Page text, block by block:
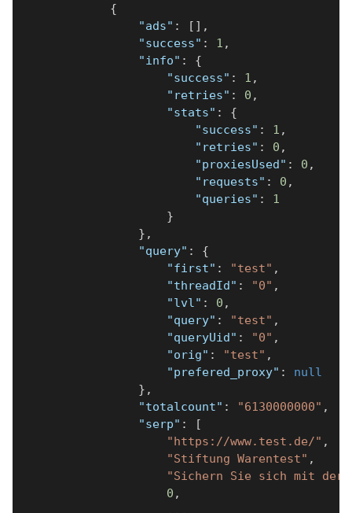
{
"ads" : [ ] ,
"success" : 1 ,
"info" :
{
"success" : 1 ,
"retries" : 0 ,
"stats" :
{
"success" : 1 ,
"retries" : 0 ,
"proxiesUsed" : 0 ,
"requests" : 0 ,
"queries" :
1
}
} ,
"query" :
{
"first" : "test" ,
"threadId" : "0" ,
"lvl" : 0 ,
"query" : "test" ,
"queryUid" : "0" ,
"orig" : "test" ,
"prefered_proxy" :
null
} ,
"totalcount" : "6130000000" ,
"serp" :
[
"https://www.test.de/" ,
"Stiftung Warentest" ,
"Sichern Sie sich mit der
0 ,